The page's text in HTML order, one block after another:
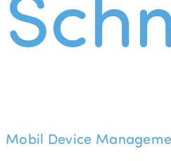
Mobil Device